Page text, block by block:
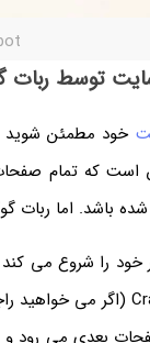
خود مطمئن شوید
شده باشد. اما
خود را شروع می
بعدی می رود